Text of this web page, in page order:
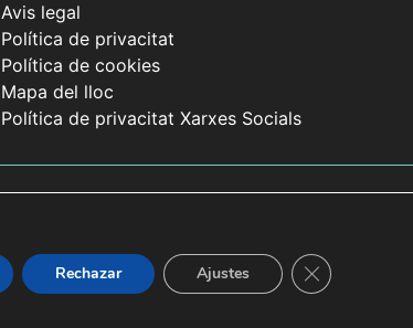
Avis legal
Política de privacitat
Política de cookies
Mapa del lloc
Política de privacitat Xarxes Socials
Rechazar Ajustes Tanca el